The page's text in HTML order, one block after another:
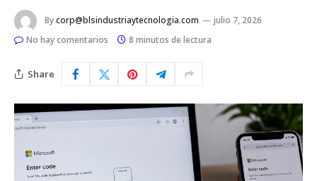
Bycorp@blsindustriaytecnologia.com
julio 7, 2026
No hay comentarios
8 minutos de lectura
Share